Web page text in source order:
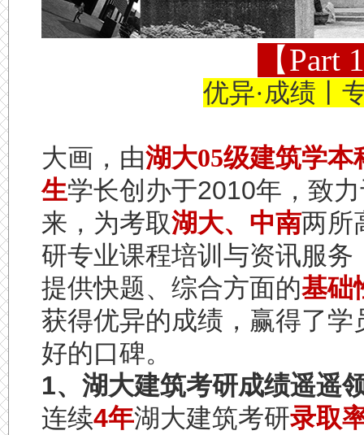
【
优异·成绩丨
大画，由湖大05级建筑学本
生学长创办于2010年，致
来，为考取湖大、中南两所
研专业课程培训与资讯服务
提供快题、综合方面的基础
获得优异的成绩，赢得了
好的口碑。
1、湖大建筑考研成绩遥遥
连续4年湖大建筑考研录取